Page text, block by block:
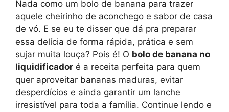
Nada como um bolo de banana para trazer
aquele cheirinho de aconchego e sabor de casa
de vó. E se eu te disser que dá pra preparar
essa delícia de forma rápida, prática e sem
sujar muita louça? Pois é! O bolo de banana no
liquidificador é a receita perfeita para quem
quer aproveitar bananas maduras, evitar
desperdícios e ainda garantir um lanche
irresistível para toda a família. Continue lendo e